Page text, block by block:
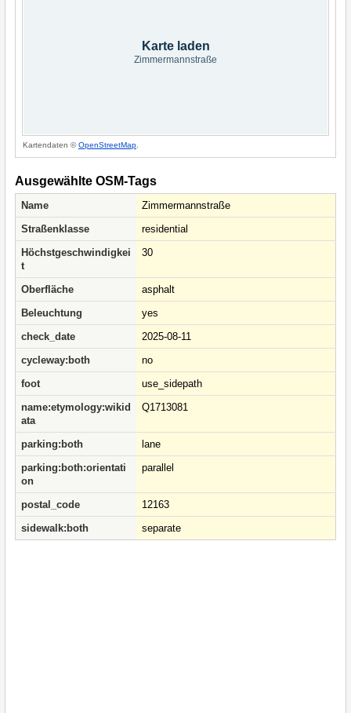
Karte laden
Zimmermannstraße
Kartendaten ©OpenStreetMap
Ausgewählte OSM-Tags
Name
Zimmermannstraße
Straßenklasse
residential
Höchstgeschwindigkei
t
30
Oberfläche
asphalt
Beleuchtung
yes
check_date
2025-08-11
cycleway:both
no
foot
use_sidepath
name:etymology:wikid
ata
Q1713081
parking:both
lane
parking:both:orientati
on
parallel
postal_code
12163
sidewalk:both
separate